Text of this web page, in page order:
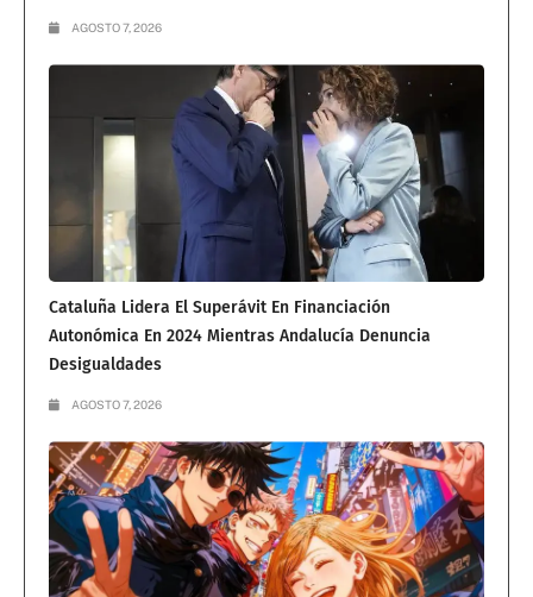
AGOSTO 7, 2026
Cataluña Lidera El Superávit En Financiación
Autonómica En 2024 Mientras Andalucía Denuncia
Desigualdades
AGOSTO 7, 2026